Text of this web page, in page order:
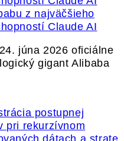
z najväčšieho
Claude AI
júna 2026 oficiálne
gigant Alibaba